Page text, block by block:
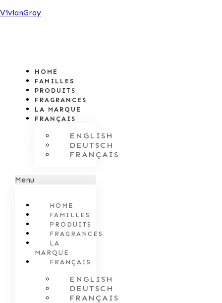
VivianGray
HOME
FAMILLES
PRODUITS
FRAGRANCES
LA MARQUE
FRANÇAIS
ENGLISH
DEUTSCH
FRANÇAIS
Menu
HOME
FAMILLES
PRODUITS
FRAGRANCES
LA
MARQUE
FRANÇAIS
ENGLISH
DEUTSCH
FRANÇAIS